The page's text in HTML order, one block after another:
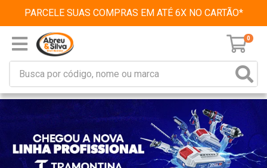
PARCELE SUAS COMPRAS EM ATÉ 6X NO CARTÃO*
0